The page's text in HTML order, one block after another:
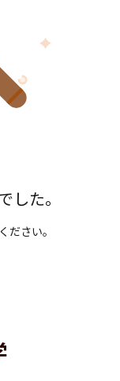
した。
ださい。